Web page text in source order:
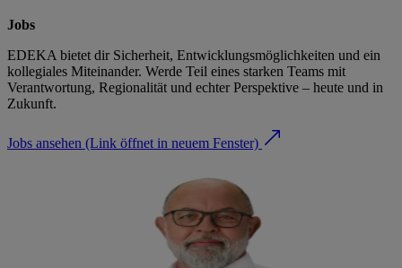
Jobs
EDEKA bietet dir Sicherheit, Entwicklungsmöglichkeiten und ein
kollegiales Miteinander. Werde Teil eines starken Teams mit
Verantwortung, Regionalität und echter Perspektive – heute und in
Zukunft.
Jobs ansehen (Link öffnet in neuem Fenster)